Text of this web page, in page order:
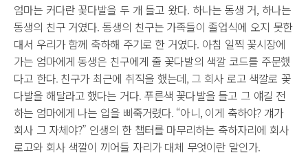
엄마는 커다란 꽃다발을 두 개 들고 왔다. 하나는 동생 거, 하나는
동생의 친구 거였다. 동생의 친구는 가족들이 졸업식에 오지 못한
대서 우리가 함께 축하해 주기로 한 거였다. 아침 일찍 꽃시장에
가는 엄마에게 동생은 친구에게 줄 꽃다발의 색깔 코드를 주문했
다고 한다. 친구가 최근에 취직을 했는데, 그 회사 로고 색깔로 꽃
다발을 해달라고 했다는 거다. 푸른색 꽃다발을 들고 그 얘길 전
하는 엄마에게 나는 입을 삐죽거렸다. “아니, 이게 축하야? 걔가
회사 그 자체야?” 인생의 한 챕터를 마무리하는 축하자리에 회사
로고와 회사 색깔이 끼어들 자리가 대체 무엇이란 말인가.